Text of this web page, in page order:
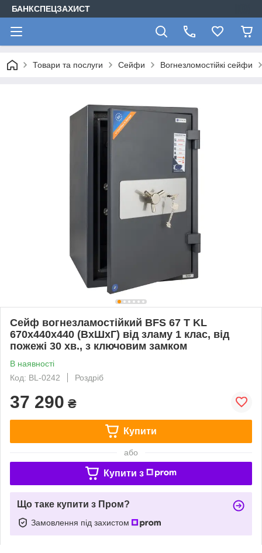
БАНКСПЕЦЗАХИСТ
Товари та послуги Сейфи Вогнезломостійкі сейфи
Сейф вогнезламостійкий BFS 67 T KL
670х440х440 (ВхШхГ) від зламу 1 клас, від
пожежі 30 хв., з ключовим замком
В наявності
Код: BL-0242
Роздріб
37 290 ₴
Купити
або
Купити з
Що таке купити з Пром?
Замовлення під захистом